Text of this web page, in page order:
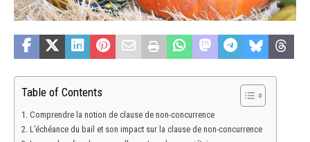
Table of Contents
Comprendre la notion de clause de non-concurrence
L’échéance du bail et son impact sur la clause de non-concurrence